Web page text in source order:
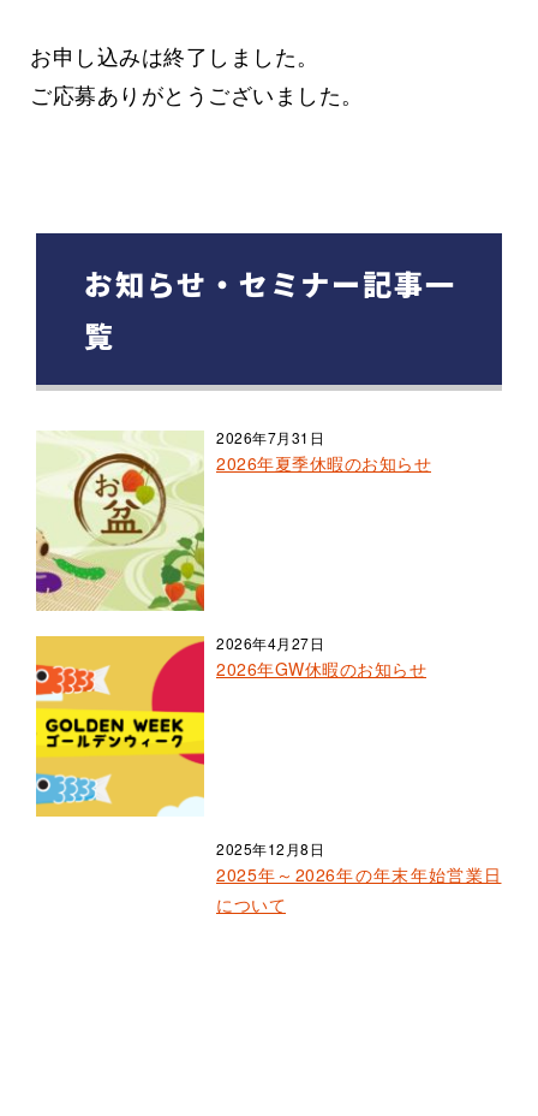
お申し込みは終了しました。
ご応募ありがとうございました。
お知らせ・セミナー記事一
覧
2026年夏季休暇のお知らせ
2026年7月31日
2026年GW休暇のお知らせ
2026年4月27日
2025年～2026年の年末年始営業日
について
2025年12月8日